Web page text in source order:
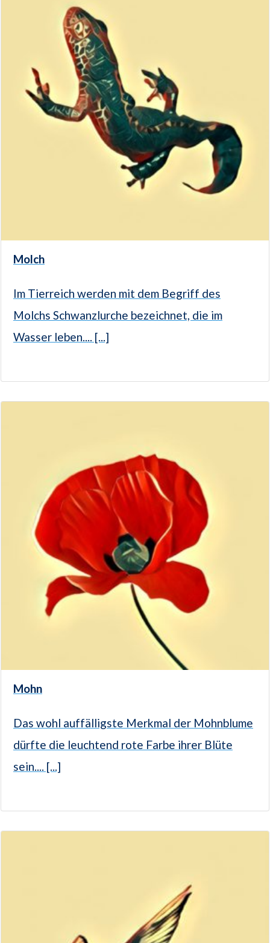
Molch
Im Tierreich werden mit dem Begriff des
Molchs Schwanzlurche bezeichnet, die im
Wasser leben.... [...]
Mohn
Das wohl auffälligste Merkmal der Mohnblume
dürfte die leuchtend rote Farbe ihrer Blüte
sein.... [...]